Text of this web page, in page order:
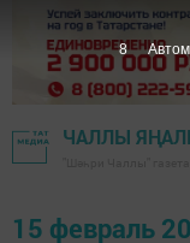
ЧАЛЛЫ
15 февраль
7